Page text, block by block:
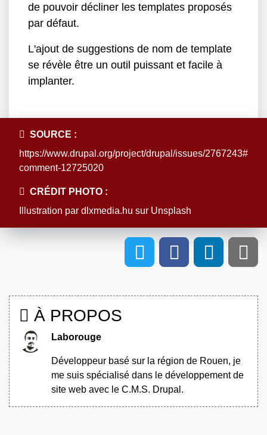
de pouvoir décliner les templates proposés
par défaut.
L'ajout de suggestions de nom de template
se révèle être un outil puissant et facile à
implanter.
SOURCE :
https://www.drupal.org/project/drupal/issues/2767243#
comment-12725020
CRÉDIT PHOTO :
Illustration par dlxmedia.hu sur Unsplash
À PROPOS
Laborouge
Développeur basé sur la région de Rouen, je
me suis spécialisé dans le développement de
site web avec le C.M.S. Drupal.